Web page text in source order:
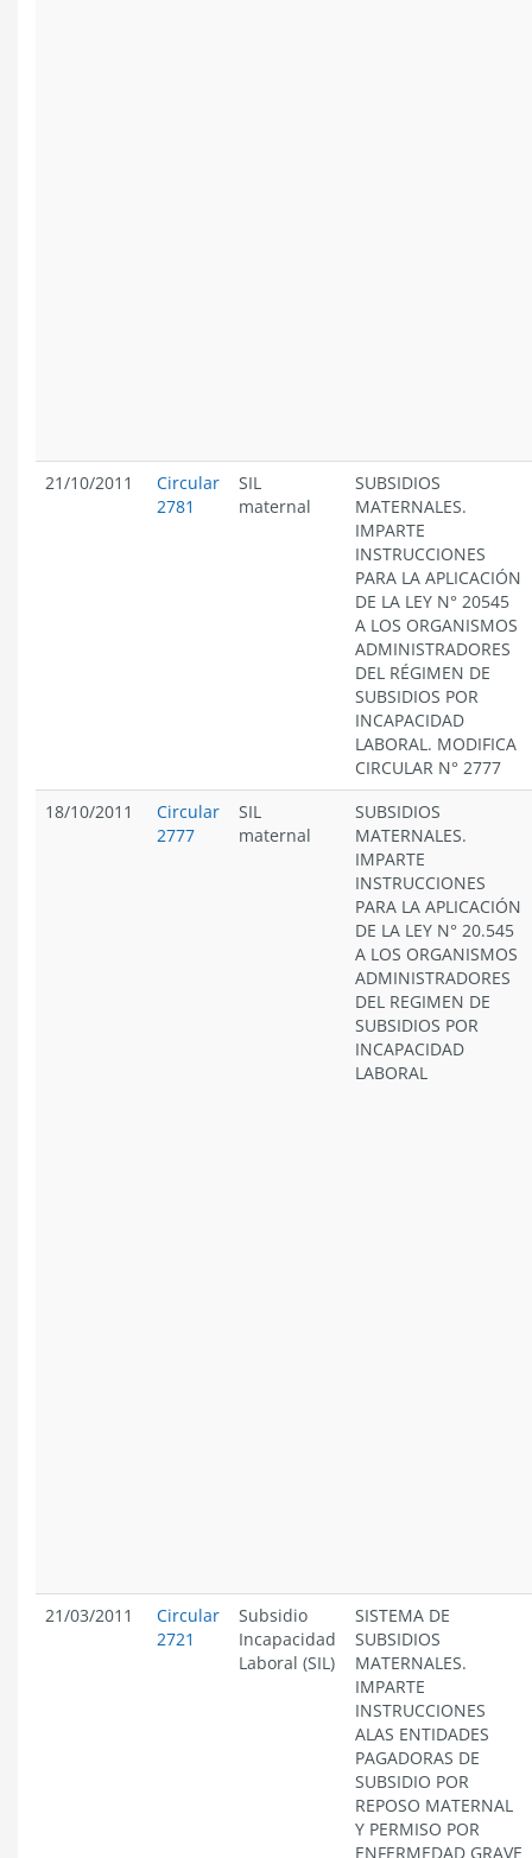
21/10/2011
Circular
2781
SIL
maternal
SUBSIDIOS
MATERNALES.
IMPARTE
INSTRUCCIONES
PARA LA APLICACIÓN
DE LA LEY N° 20545
A LOS ORGANISMOS
ADMINISTRADORES
DEL RÉGIMEN DE
SUBSIDIOS POR
INCAPACIDAD
LABORAL. MODIFICA
CIRCULAR N° 2777
18/10/2011
Circular
2777
SIL
maternal
SUBSIDIOS
MATERNALES.
IMPARTE
INSTRUCCIONES
PARA LA APLICACIÓN
DE LA LEY N° 20.545
A LOS ORGANISMOS
ADMINISTRADORES
DEL REGIMEN DE
SUBSIDIOS POR
INCAPACIDAD
LABORAL
21/03/2011
Circular
2721
Subsidio
Incapacidad
Laboral (SIL)
SISTEMA DE
SUBSIDIOS
MATERNALES.
IMPARTE
INSTRUCCIONES
ALAS ENTIDADES
PAGADORAS DE
SUBSIDIO POR
REPOSO MATERNAL
Y PERMISO POR
ENFERMEDAD GRAVE